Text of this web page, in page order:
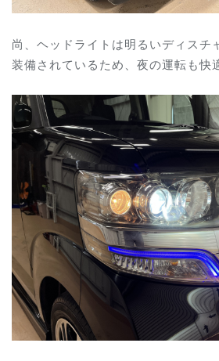
尚、ヘッドライトは明るいディスチ
装備されているため、夜の運転も快